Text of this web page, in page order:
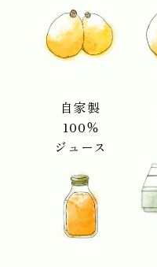
自家製
100％
ジュース